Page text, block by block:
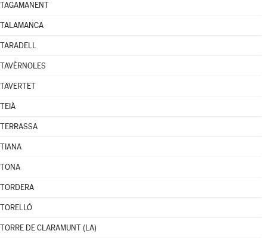
TAGAMANENT
TALAMANCA
TARADELL
TAVÈRNOLES
TAVERTET
TEIÀ
TERRASSA
TIANA
TONA
TORDERA
TORELLÓ
TORRE DE CLARAMUNT (LA)